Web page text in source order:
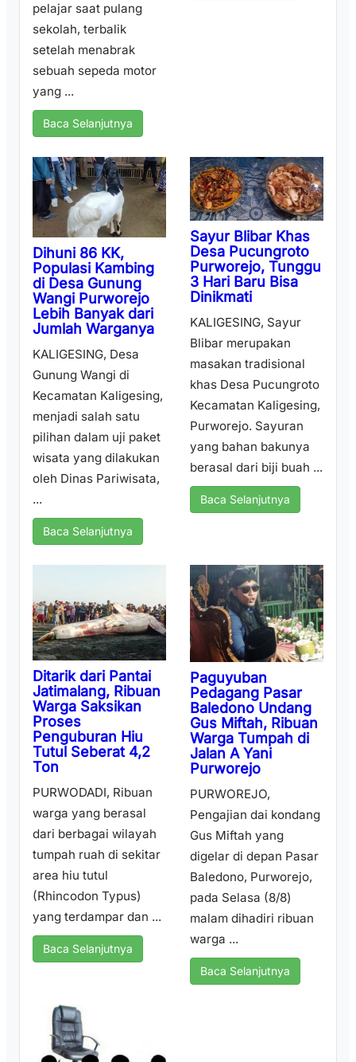
pelajar saat pulang
sekolah, terbalik
setelah menabrak
sebuah sepeda motor
yang ...
Baca Selanjutnya
Dihuni 86 KK,
Populasi Kambing
di Desa Gunung
Wangi Purworejo
Lebih Banyak dari
Jumlah Warganya
KALIGESING, Desa
Gunung Wangi di
Kecamatan Kaligesing,
menjadi salah satu
pilihan dalam uji paket
wisata yang dilakukan
oleh Dinas Pariwisata,
...
Baca Selanjutnya
Sayur Blibar Khas
Desa Pucungroto
Purworejo, Tunggu
3 Hari Baru Bisa
Dinikmati
KALIGESING, Sayur
Blibar merupakan
masakan tradisional
khas Desa Pucungroto
Kecamatan Kaligesing,
Purworejo. Sayuran
yang bahan bakunya
berasal dari biji buah ...
Baca Selanjutnya
Ditarik dari Pantai
Jatimalang, Ribuan
Warga Saksikan
Proses
Penguburan Hiu
Tutul Seberat 4,2
Ton
PURWODADI, Ribuan
warga yang berasal
dari berbagai wilayah
tumpah ruah di sekitar
area hiu tutul
(Rhincodon Typus)
yang terdampar dan ...
Baca Selanjutnya
Paguyuban
Pedagang Pasar
Baledono Undang
Gus Miftah, Ribuan
Warga Tumpah di
Jalan A Yani
Purworejo
PURWOREJO,
Pengajian dai kondang
Gus Miftah yang
digelar di depan Pasar
Baledono, Purworejo,
pada Selasa (8/8)
malam dihadiri ribuan
warga ...
Baca Selanjutnya